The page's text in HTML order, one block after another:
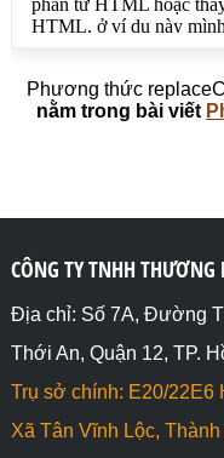
</script>
</body>
Phương thức
nằm trong bài viết
CÔNG TY TNHH
Địa chỉ: Số 7A, Đường
Thới An, Quận 12, TP.
Trụ sở chính: E20/
Xã Tân Vĩnh Lộc,